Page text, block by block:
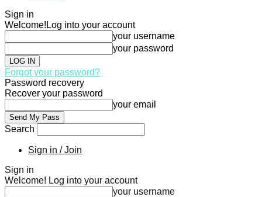
Sign in
Welcome! Log into your account
your username
your password
Forgot your password?
Password recovery
Recover your password
your email
Search
Sign in / Join
Sign in
Welcome! Log into your account
your username